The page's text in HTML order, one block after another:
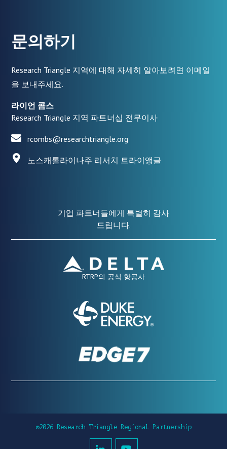
문의하기
Research Triangle 지역에 대해 자세히 알아보려면 이메일
을 보내주세요.
라이언 콤스
Research Triangle 지역 파트너십 전무이사
rcombs@researchtriangle.org
노스캐롤라이나주 리서치 트라이앵글
기업 파트너들에게 특별히 감사
드립니다.
RTRP의 공식 항공사
©2026 Research Triangle Regional Partnership